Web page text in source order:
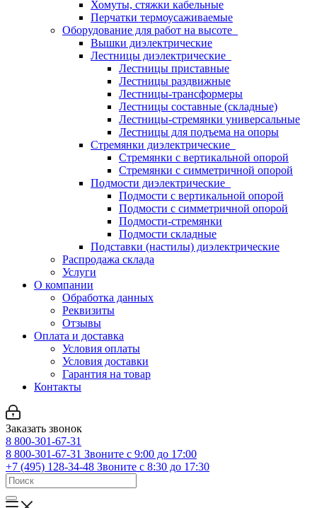
Хомуты, стяжки кабельные
Перчатки термоусаживаемые
Оборудование для работ на высоте
Вышки диэлектрические
Лестницы диэлектрические
Лестницы приставные
Лестницы раздвижные
Лестницы-трансформеры
Лестницы составные (складные)
Лестницы-стремянки универсальные
Лестницы для подъема на опоры
Стремянки диэлектрические
Стремянки с вертикальной опорой
Стремянки с симметричной опорой
Подмости диэлектрические
Подмости с вертикальной опорой
Подмости с симметричной опорой
Подмости-стремянки
Подмости складные
Подставки (настилы) диэлектрические
Распродажа склада
Услуги
О компании
Обработка данных
Реквизиты
Отзывы
Оплата и доставка
Условия оплаты
Условия доставки
Гарантия на товар
Контакты
Заказать звонок
8 800-301-67-31
8 800-301-67-31 Звоните с 9:00 до 17:00
+7 (495) 128-34-48 Звоните с 8:30 до 17:30